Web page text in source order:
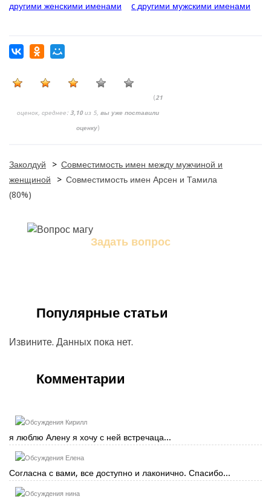
другими женскими именами
c другими мужскими именами
(21
оценок, среднее: 3,10из 5, вы уже поставили
оценку)
Заколдуй > Совместимость имен между мужчиной и
женщиной
> Совместимость имен Арсен и Тамила
(80%)
Задать вопрос
Популярные статьи
Извините. Данных пока нет.
Комментарии
Кирилл
я люблю Алену я хочу с ней встречаца...
Елена
Согласна с вами, все доступно и лаконично. Спасибо...
нина